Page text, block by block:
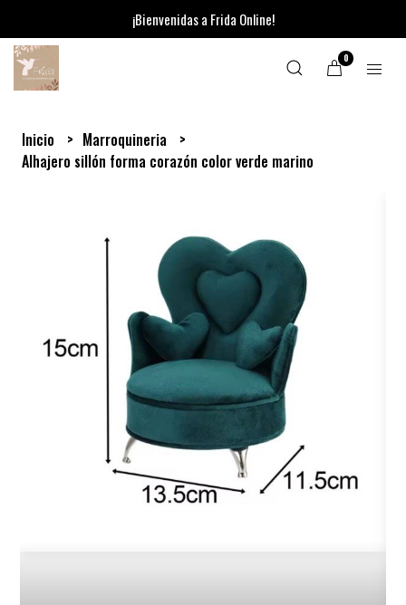
¡Bienvenidas a Frida Online!
0
Inicio
Marroquineria
Alhajero sillón forma corazón color verde marino